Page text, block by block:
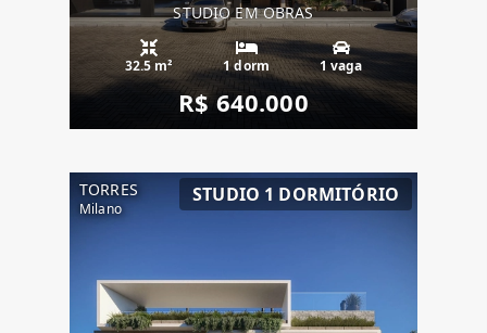
STUDIO EM OBRAS
32.5 m² 1 dorm 1 vaga
R$ 640.000
TORRES
Milano
STUDIO 1 DORMITÓRIO